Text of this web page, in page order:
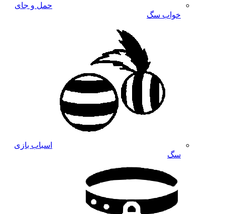
حمل و جای
خواب سگ
اسباب بازی
سگ